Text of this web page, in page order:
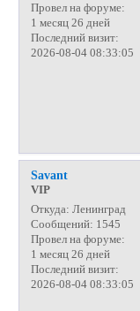
Провел на форуме:
1 месяц 26 дней
Последний визит:
2026-08-04 08:33:05
Savant
VIP
Откуда: Ленинград
Сообщений: 1545
Провел на форуме:
1 месяц 26 дней
Последний визит:
2026-08-04 08:33:05